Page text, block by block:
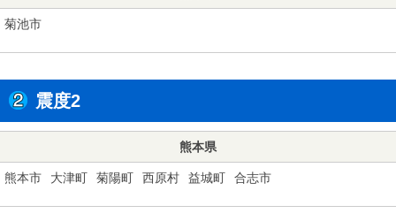
菊池市
震度2
熊本県
熊本市 大津町 菊陽町 西原村 益城町 合志市